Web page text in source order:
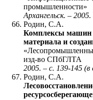
промышленности»
Архангельск. –
Родин, С.А.
Комплексы машин
материала и
изд-во СПбГЛТА
2005. – с. 139-145
Родин, С.А.